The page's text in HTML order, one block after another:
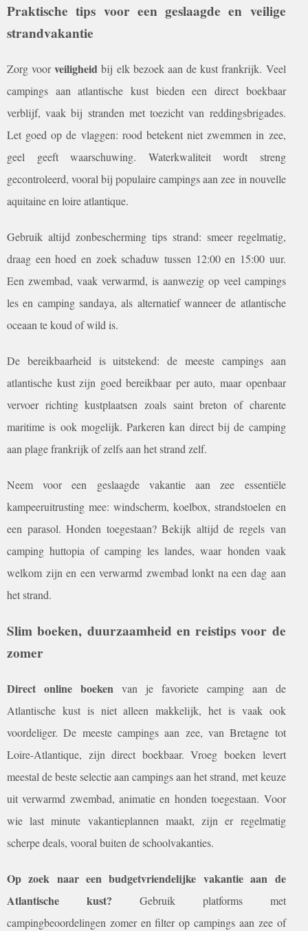
Praktische tips voor een geslaagde en veilige
strandvakantie
Zorg voorveiligheid bij elk bezoek aan de kust frankrijk. Veel
campings aan atlantische kust bieden een direct boekbaar
verblijf, vaak bij stranden met toezicht van reddingsbrigades.
Let goed op de vlaggen: rood betekent niet zwemmen in zee,
geel geeft waarschuwing. Waterkwaliteit wordt streng
gecontroleerd, vooral bij populaire campings aan zee in nouvelle
aquitaine en loire atlantique.
Gebruik altijd zonbescherming tips strand: smeer regelmatig,
draag een hoed en zoek schaduw tussen 12:00 en 15:00 uur.
Een zwembad, vaak verwarmd, is aanwezig op veel campings
les en camping sandaya, als alternatief wanneer de atlantische
oceaan te koud of wild is.
De bereikbaarheid is uitstekend: de meeste campings aan
atlantische kust zijn goed bereikbaar per auto, maar openbaar
vervoer richting kustplaatsen zoals saint breton of charente
maritime is ook mogelijk. Parkeren kan direct bij de camping
aan plage frankrijk of zelfs aan het strand zelf.
Neem voor een geslaagde vakantie aan zee essentiële
kampeeruitrusting mee: windscherm, koelbox, strandstoelen en
een parasol. Honden toegestaan? Bekijk altijd de regels van
camping huttopia of camping les landes, waar honden vaak
welkom zijn en een verwarmd zwembad lonkt na een dag aan
het strand.
Slim boeken, duurzaamheid en reistips voor de
zomer
Direct online boekenvan je favoriete camping aan de
Atlantische kust is niet alleen makkelijk, het is vaak ook
voordeliger. De meeste campings aan zee, van Bretagne tot
Loire-Atlantique, zijn direct boekbaar. Vroeg boeken levert
meestal de beste selectie aan campings aan het strand, met keuze
uit verwarmd zwembad, animatie en honden toegestaan. Voor
wie last minute vakantieplannen maakt, zijn er regelmatig
scherpe deals, vooral buiten de schoolvakanties.
Op zoek naar een budgetvriendelijke vakantie aan de
Atlantische kust? Gebruik platforms met
campingbeoordelingen zomer en filter op campings aan zee of